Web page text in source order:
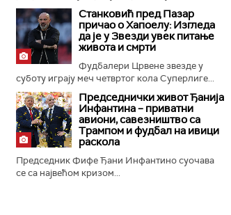
Станковић пред Пазар
причао о Хапоелу: Изгледа
да је у Звезди увек питање
живота и смрти
Фудбалери Црвене звезде у
суботу играју меч четвртог кола Суперлиге...
Председнички живот Ђанија
Инфантина – приватни
авиони, савезништво са
Трампом и фудбал на ивици
раскола
Председник Фифе Ђани Инфантино суочава
се са највећом кризом...